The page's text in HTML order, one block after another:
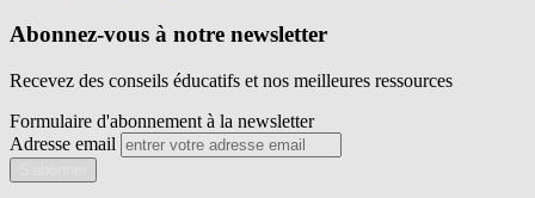
Abonnez-vous à notre newsletter
Recevez des conseils éducatifs et nos meilleures ressources
Formulaire d'abonnement à la newsletter
Adresse email